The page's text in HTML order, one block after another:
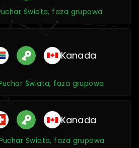
Świata, faza grupowa
Kanada
Świata, faza grupowa
Kanada
Świata, faza grupowa